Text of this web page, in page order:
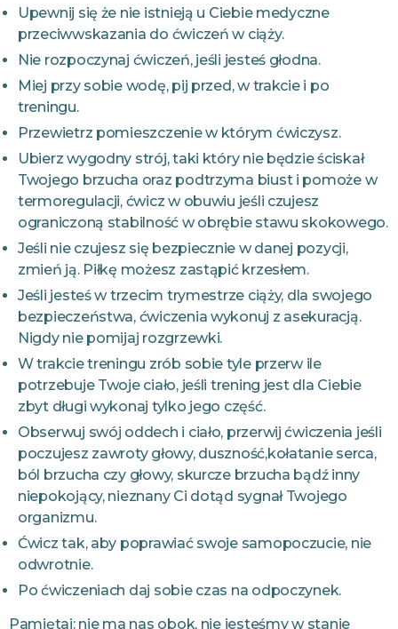
Upewnij się że nie istnieją u Ciebie medyczne
przeciwwskazania do ćwiczeń w ciąży.
Nie rozpoczynaj ćwiczeń, jeśli jesteś głodna.
Miej przy sobie wodę, pij przed, w trakcie i po
treningu.
Przewietrz pomieszczenie w którym ćwiczysz.
Ubierz wygodny strój, taki który nie będzie ściskał
Twojego brzucha oraz podtrzyma biust i pomoże w
termoregulacji, ćwicz w obuwiu jeśli czujesz
ograniczoną stabilność w obrębie stawu skokowego.
Jeśli nie czujesz się bezpiecznie w danej pozycji,
zmień ją. Piłkę możesz zastąpić krzesłem.
Jeśli jesteś w trzecim trymestrze ciąży, dla swojego
bezpieczeństwa, ćwiczenia wykonuj z asekuracją.
Nigdy nie pomijaj rozgrzewki.
W trakcie treningu zrób sobie tyle przerw ile
potrzebuje Twoje ciało, jeśli trening jest dla Ciebie
zbyt długi wykonaj tylko jego część.
Obserwuj swój oddech i ciało, przerwij ćwiczenia jeśli
poczujesz zawroty głowy, duszność,kołatanie serca,
ból brzucha czy głowy, skurcze brzucha bądź inny
niepokojący, nieznany Ci dotąd sygnał Twojego
organizmu.
Ćwicz tak, aby poprawiać swoje samopoczucie, nie
odwrotnie.
Po ćwiczeniach daj sobie czas na odpoczynek.
Pamiętaj: nie ma nas obok, nie jesteśmy w stanie